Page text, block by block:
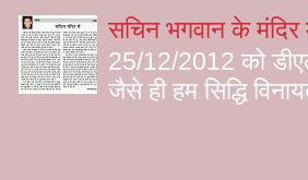
सचिन भगवान के मंदिर
25/12/2012 को
जैसे ही हम सिद्धि